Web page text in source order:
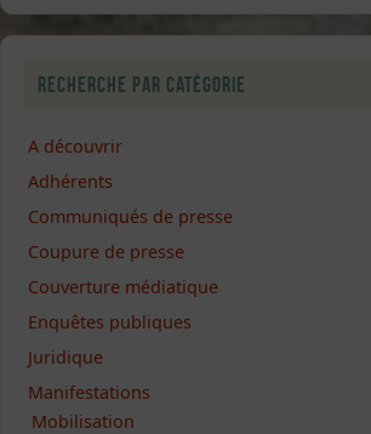
Recherche par catégorie
A découvrir
Adhérents
Communiqués de presse
Coupure de presse
Couverture médiatique
Enquêtes publiques
Juridique
Manifestations
Mobilisation